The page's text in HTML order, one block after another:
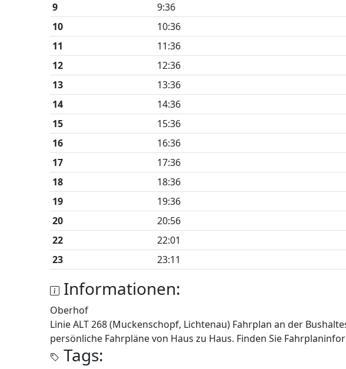
9
9:36
10
10:36
11
11:36
12
12:36
13
13:36
14
14:36
15
15:36
16
16:36
17
17:36
18
18:36
19
19:36
20
20:56
22
22:01
23
23:11
Informationen:
Oberhof
Linie ALT 268 (Muckenschopf, Lichtenau) Fahrplan an der
persönliche Fahrpläne von Haus zu Haus. Finden Sie
Tags: